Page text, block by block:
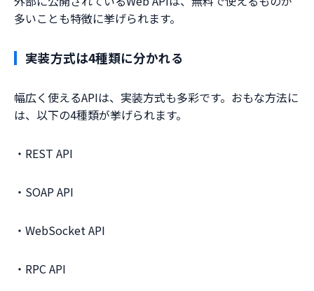
多いことも特徴に挙げられます。
実装方式は4種類に分かれる
幅広く使えるAPIは、実装方式も多彩です。おもな方法に
は、以下の4種類が挙げられます。
・REST API
・SOAP API
・WebSocket API
・RPC API